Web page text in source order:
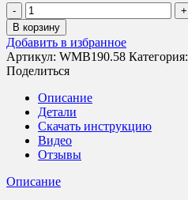
Количество
товара
Диск
пильный
по
металлу
KEOS
190x30/20
z58
(WMB190.58)
В корзину
Добавить в избранное
Артикул: WMB190.58 Категория:
Поделиться
Описание
Детали
Скачать инструкцию
Видео
Отзывы
Описание